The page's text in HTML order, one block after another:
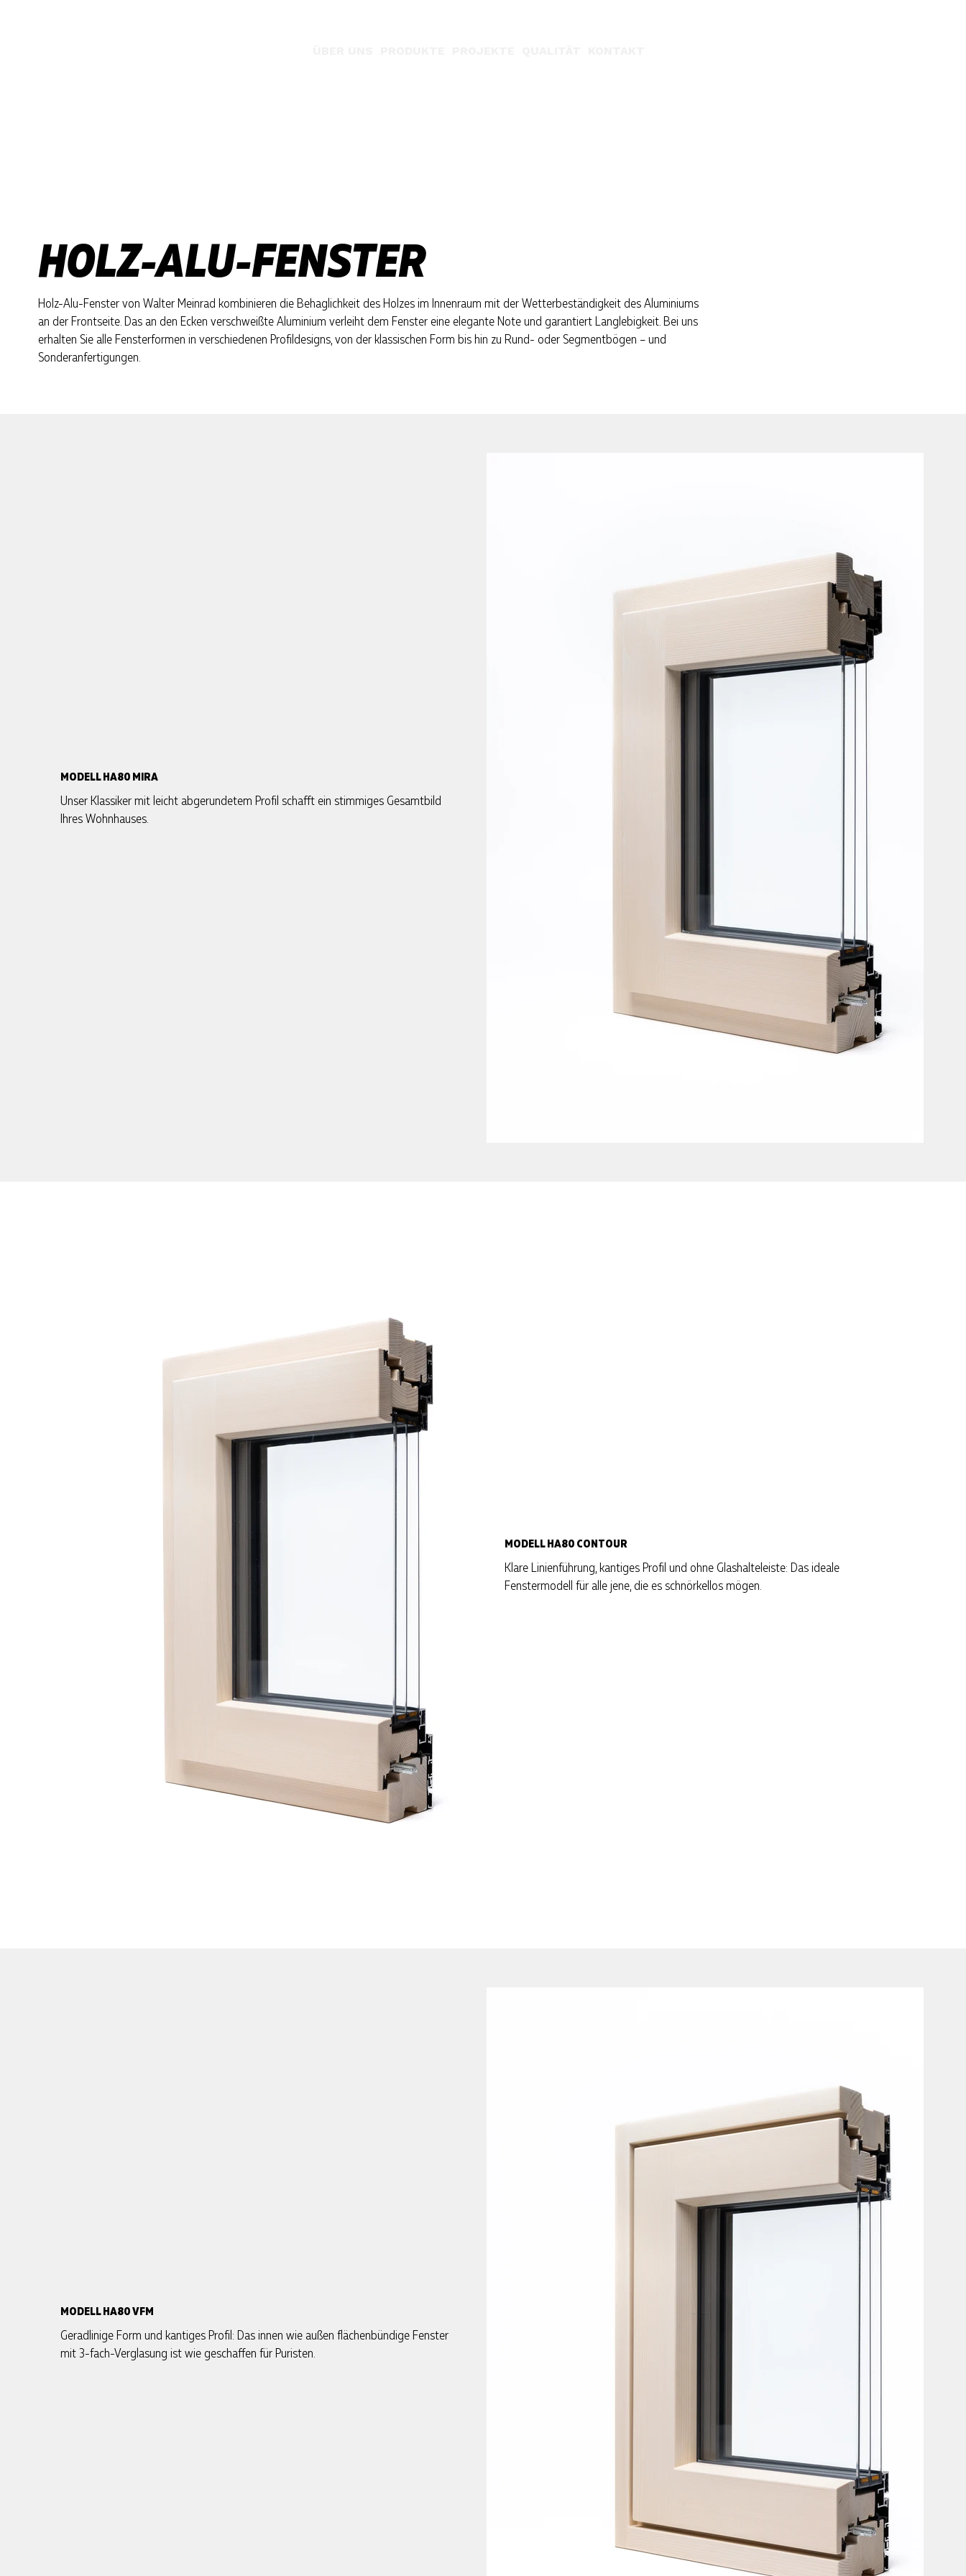
HOLZ-ALU-FENSTER
Holz-Alu-Fenster von Walter Meinrad kombinieren die Behaglichkeit des Holzes im Innenraum mit der Wetterbeständigkeit des Aluminiums
an der Frontseite. Das an den Ecken verschweißte Aluminium verleiht dem Fenster eine elegante Note und garantiert Langlebigkeit. Bei uns
erhalten Sie alle Fensterformen in verschiedenen Profildesigns, von der klassischen Form bis hin zu Rund- oder Segmentbögen – und
Sonderanfertigungen.
MODELL HA80 MIRA
Unser Klassiker mit leicht abgerundetem Profil schafft ein stimmiges Gesamtbild
Ihres Wohnhauses.
MODELL HA80 CONTOUR
Klare Linienführung, kantiges Profil und ohne Glashalteleiste: Das ideale
Fenstermodell für alle jene, die es schnörkellos mögen.
MODELL HA80 VFM
Geradlinige Form und kantiges Profil: Das innen wie außen flächenbündige Fenster
mit 3-fach-Verglasung ist wie geschaffen für Puristen.